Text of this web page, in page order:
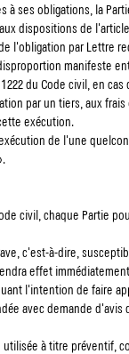
à ses obligations, la
dispositions de
l'obligation par Lettre
manifeste
du Code civil, en
par un tiers, aux
exécution.
de l'une
civil, chaque Partie
c'est-à-dire,
effet
l'intention de faire
avec demande
à titre préventif,